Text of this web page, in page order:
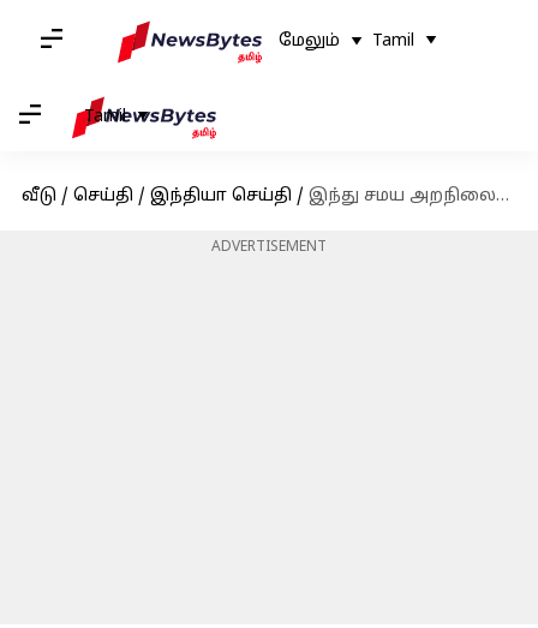
மேலும் Tamil
Tamil
வீடு / செய்தி / இந்தியா செய்தி / இந்து சமய அறநிலையத்துறை சார்பில் அமைச்சர் சேகர்பாபு சட்டசபையில் அறிவிப்பு
ADVERTISEMENT